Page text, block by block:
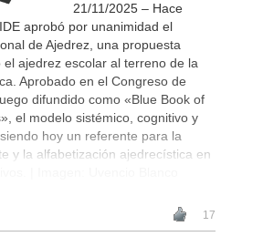
21/11/2025 – Hace
aprobó por unanimidad el
de Ajedrez, una propuesta
el ajedrez escolar al terreno de la
Aprobado en el Congreso de
difundido como «Blue Book of
el modelo sistémico, cognitivo y
hoy un referente para la
y la alfabetización ajedrecística en
17